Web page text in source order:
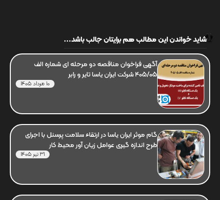
شاید خواندن این مطالب هم برایتان جالب باشد...
آگهی فراخوان مناقصه دو مرحله ای شماره الف
405/05 شرکت ایران یاسا تایر و رابر
10 مرداد 1405
گام موثر ایران یاسا در ارتقاء سلامت پرسنل با اجرای
طرح اندازه گیری عوامل زیان آور محیط کار
31 تیر 1405